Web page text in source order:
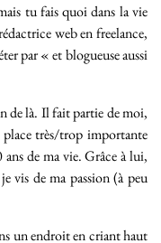
tu fais quoi dans la vie
web en freelance,
par « et blogueuse aussi
de là. Il fait partie de moi,
très/trop importante
de ma vie. Grâce à lui,
vis de ma passion (à peu
un endroit en criant haut